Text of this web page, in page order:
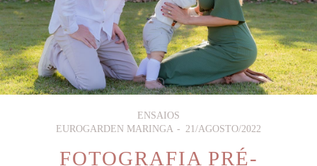
ENSAIOS
EUROGARDEN MARINGA
21/AGOSTO/2022
FOTOGRAFIA PRÉ-